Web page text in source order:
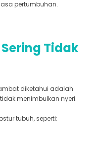
pertumbuhan.
Tidak
diketahui adalah
menimbulkan nyeri.
tubuh, seperti: